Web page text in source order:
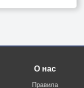
О нас
Правила